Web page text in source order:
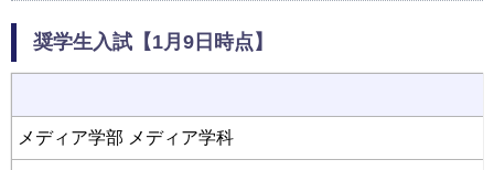
奨学生入試【1月9日時点】
メディア学部 メディア学科